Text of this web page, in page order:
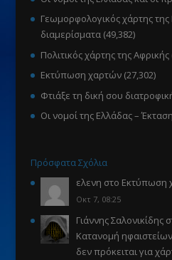
Γεωμορφολογικός χάρτης
διαμερίσματα (49,382)
Πολιτικός χάρτης της Αφρικής
Εκτύπωση χαρτών (27,302)
Φτιάξε τη δική σου
Οι νομοί της Ελλάδας –
Πρόσφατα Σχόλια
ελενη στο Εκτύπωση
Οκτ 7, 08:25
Γιάννης Σαλονικίδης
Κατανομή
δεν πρόκειται για